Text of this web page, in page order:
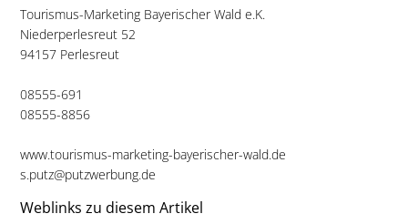
Tourismus-Marketing Bayerischer Wald e.K.
Niederperlesreut 52
94157 Perlesreut
08555-691
08555-8856
www.tourismus-marketing-bayerischer-wald.de
s.putz@putzwerbung.de
Weblinks zu diesem Artikel